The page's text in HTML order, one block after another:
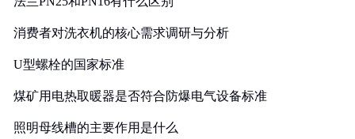
消费者对洗衣机的核心需求调研与分析
U型螺栓的国家标准
煤矿用电热取暖器是否符合防爆电气设备标准
照明母线槽的主要作用是什么